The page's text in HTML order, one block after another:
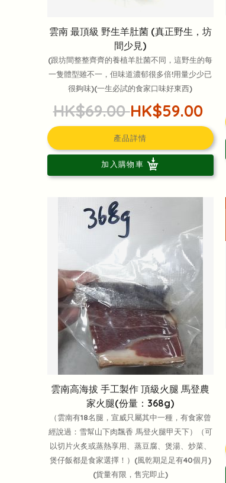
雲南 最頂級 野生羊肚菌 (真正野生，坊
間少見)
(跟坊間整整齊齊的養植羊肚菌不同，這野生的每
一隻體型雖不一，但味道濃郁很多倍!用量少少已
很夠味)(一生必試的食家口味好東西)
HK$69.00HK$59.00
產品詳情
加入購物車
雲南高海拔 手工製作 頂級火腿 馬登農
家火腿(份量：368g)
（雲南有18名腿，宣威只屬其中一種，有食家曾
經說過：雪幫山下肉飄香 馬登火腿甲天下）（可
以切片火炙或蒸熱享用、蒸豆腐、煲湯、炒菜、
煲仔飯都是食家選擇！）(風乾期足足有40個月)
(貨量有限，售完即止)